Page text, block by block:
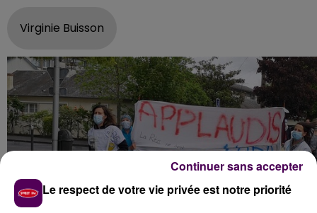
Virginie Buisson
Le respect de votre vie privée est notre priorité
Continuer sans accepter